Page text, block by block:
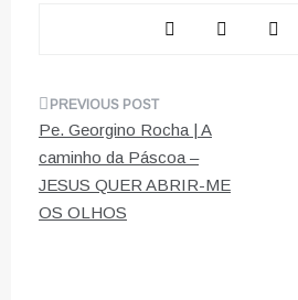
Navegação
de
artigos
Pe. Georgino Rocha | A
caminho da Páscoa –
JESUS QUER ABRIR-ME
OS OLHOS